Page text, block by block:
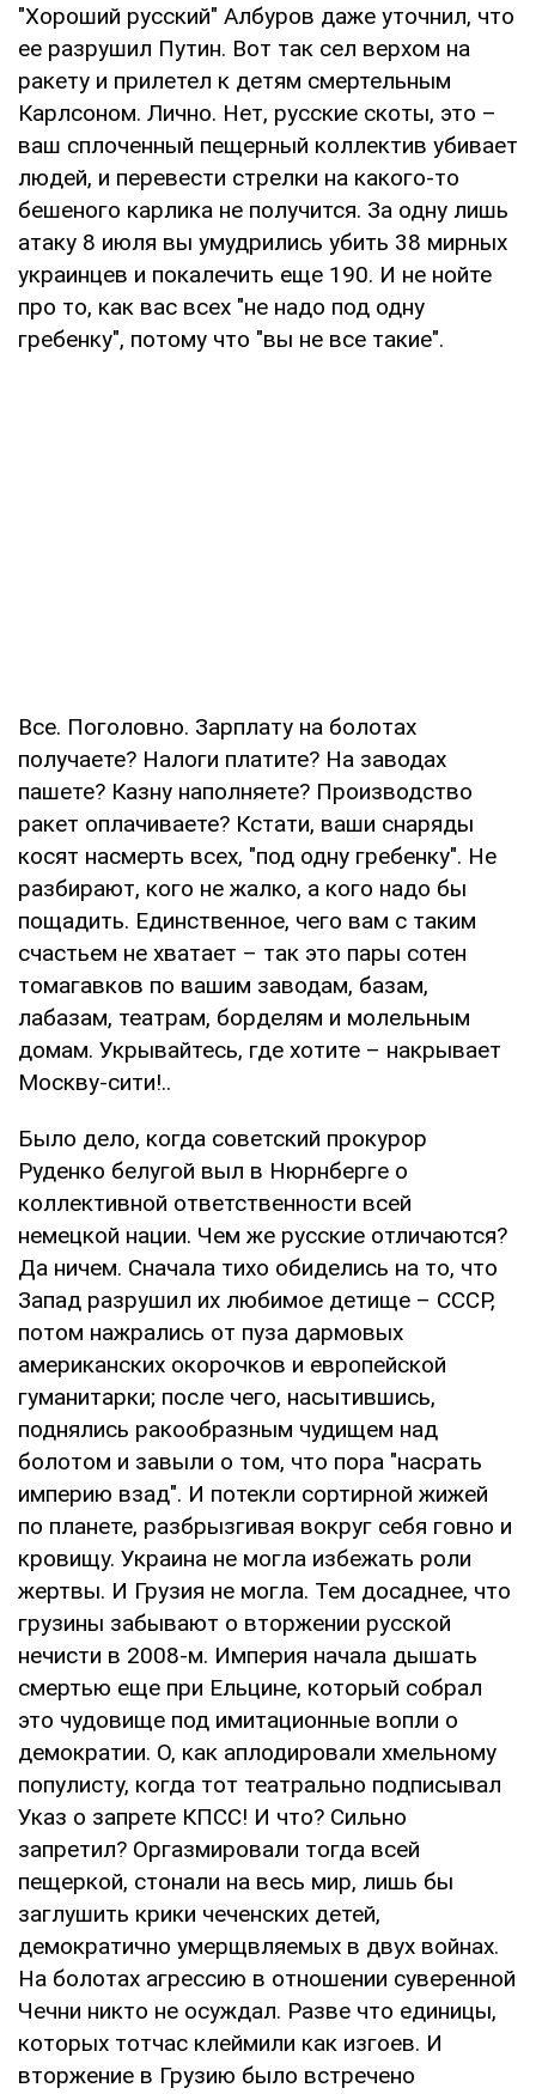
"Хороший русский" Албуров даже уточнил, что
ее разрушил Путин. Вот так сел верхом на
ракету и прилетел к детям смертельным
Карлсоном. Лично. Нет, русские скоты, это –
ваш сплоченный пещерный коллектив убивает
людей, и перевести стрелки на какого-то
бешеного карлика не получится. За одну лишь
атаку 8 июля вы умудрились убить 38 мирных
украинцев и покалечить еще 190. И не нойте
про то, как вас всех "не надо под одну
гребенку", потому что "вы не все такие".
Все. Поголовно. Зарплату на болотах
получаете? Налоги платите? На заводах
пашете? Казну наполняете? Производство
ракет оплачиваете? Кстати, ваши снаряды
косят насмерть всех, "под одну гребенку". Не
разбирают, кого не жалко, а кого надо бы
пощадить. Единственное, чего вам с таким
счастьем не хватает – так это пары сотен
томагавков по вашим заводам, базам,
лабазам, театрам, борделям и молельным
домам. Укрывайтесь, где хотите – накрывает
Москву-сити!..
Было дело, когда советский прокурор
Руденко белугой выл в Нюрнберге о
коллективной ответственности всей
немецкой нации. Чем же русские отличаются?
Да ничем. Сначала тихо обиделись на то, что
Запад разрушил их любимое детище – СССР,
потом нажрались от пуза дармовых
американских окорочков и европейской
гуманитарки; после чего, насытившись,
поднялись ракообразным чудищем над
болотом и завыли о том, что пора "насрать
империю взад". И потекли сортирной жижей
по планете, разбрызгивая вокруг себя говно и
кровищу. Украина не могла избежать роли
жертвы. И Грузия не могла. Тем досаднее, что
грузины забывают о вторжении русской
нечисти в 2008-м. Империя начала дышать
смертью еще при Ельцине, который собрал
это чудовище под имитационные вопли о
демократии. О, как аплодировали хмельному
популисту, когда тот театрально подписывал
Указ о запрете КПСС! И что? Сильно
запретил? Оргазмировали тогда всей
пещеркой, стонали на весь мир, лишь бы
заглушить крики чеченских детей,
демократично умерщвляемых в двух войнах.
На болотах агрессию в отношении суверенной
Чечни никто не осуждал. Разве что единицы,
которых тотчас клеймили как изгоев. И
вторжение в Грузию было встречено